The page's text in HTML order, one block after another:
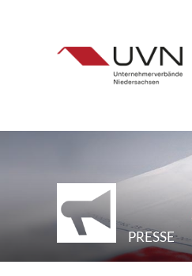
PRESSE